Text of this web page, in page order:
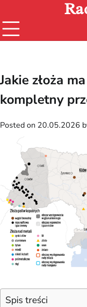
content
Jakie złoża
kompletny
Posted on 20.05.2026
Spis treści